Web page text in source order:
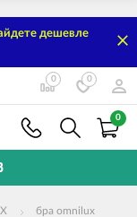
дешевле
0 0
0
бра omnilux